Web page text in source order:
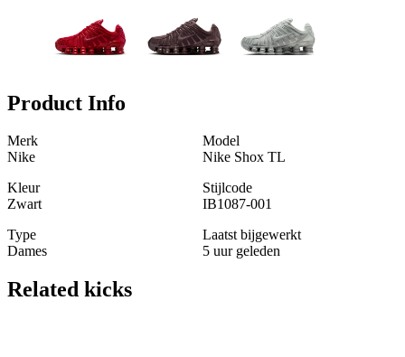
Product Info
Merk
Nike
Model
Nike Shox TL
Kleur
Zwart
Stijlcode
IB1087-001
Type
Dames
Laatst bijgewerkt
5 uur geleden
Related kicks